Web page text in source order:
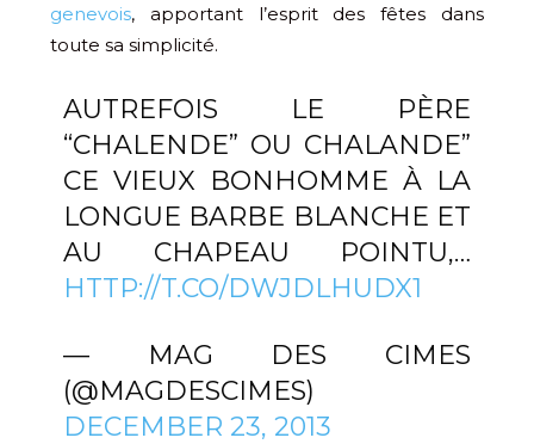
genevois, apportant l’esprit des fêtes dans
toute sa simplicité.
AUTREFOIS LE PÈRE
“CHALENDE” OU CHALANDE”
CE VIEUX BONHOMME À LA
LONGUE BARBE BLANCHE ET
AU CHAPEAU POINTU,…
HTTP://T.CO/DWJDLHUDX1
— MAG DES CIMES
(@MAGDESCIMES)
DECEMBER 23, 2013